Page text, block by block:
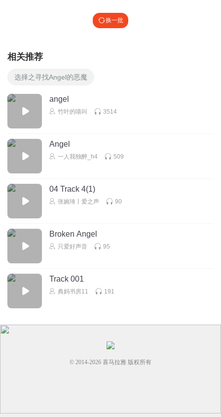
换一批
相关推荐
选择之寻找Angel的恶魔
angel
竹叶的喵叫 3514
Angel
一人我独醉_h4 509
04 Track 4(1)
张婉琦丨爱之声 90
Broken Angel
只爱好声音 95
Track 001
典妈书房11 191
© 2014-2026 喜马拉雅 版权所有